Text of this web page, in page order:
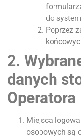
do
Poprzez
2.
danych
Operatora
Miejsca
osobowych są